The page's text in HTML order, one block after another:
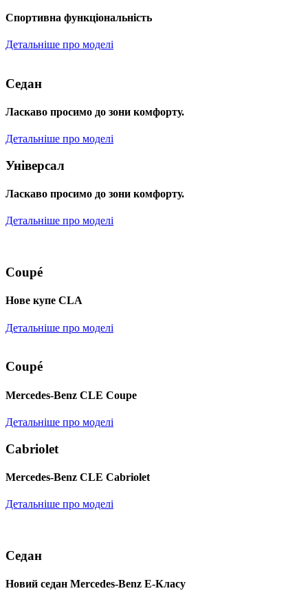
Спортивна функціональність
Детальніше про моделі
Седан
Ласкаво просимо до зони комфорту.
Детальніше про моделі
Універсал
Ласкаво просимо до зони комфорту.
Детальніше про моделі
Coupé
Нове купе CLA
Детальніше про моделі
Coupé
Mercedes-Benz CLE Coupe
Детальніше про моделі
Cabriolet
Mercedes-Benz CLE Cabriolet
Детальніше про моделі
Седан
Новий седан Mercedes-Benz Е-Класу